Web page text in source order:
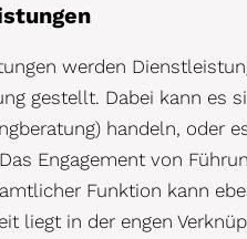
werden
gestellt. Dabei kann es
handeln, oder
Engagement von
Funktion kann
liegt in der engen